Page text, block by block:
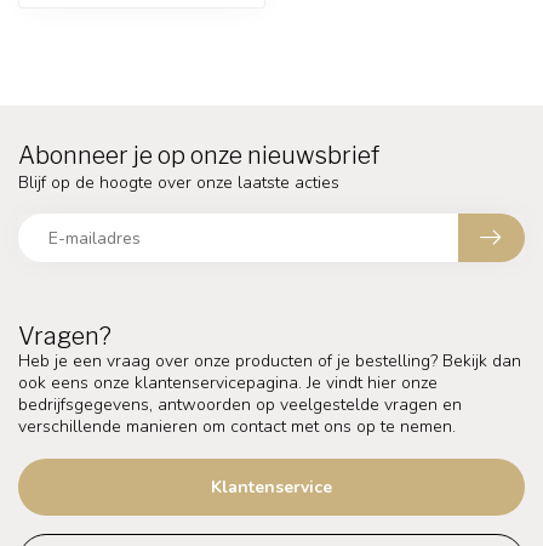
Vragen?
Heb je een vraag over onze producten of je bestelling? Bekijk dan
ook eens onze klantenservicepagina. Je vindt hier onze
bedrijfsgegevens, antwoorden op veelgestelde vragen en
verschillende manieren om contact met ons op te nemen.
Klantenservice
Abonneer je op onze nieuwsbrief
Blijf op de hoogte over onze laatste acties